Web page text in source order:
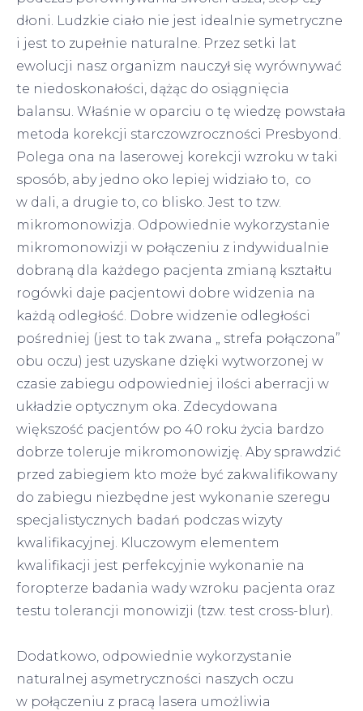
dłoni. Ludzkie ciało nie jest idealnie symetryczne
i jest to zupełnie naturalne. Przez setki lat
ewolucji nasz organizm nauczył się wyrównywać
te niedoskonałości, dążąc do osiągnięcia
balansu. Właśnie w oparciu o tę wiedzę powstała
metoda korekcji starczowzroczności Presbyond.
Polega ona na laserowej korekcji wzroku w taki
sposób, aby jedno oko lepiej widziało to, co
w dali, a drugie to, co blisko. Jest to tzw.
mikromonowizja. Odpowiednie wykorzystanie
mikromonowizji w połączeniu z indywidualnie
dobraną dla każdego pacjenta zmianą kształtu
rogówki daje pacjentowi dobre widzenia na
każdą odległość. Dobre widzenie odległości
pośredniej (jest to tak zwana „ strefa połączona”
obu oczu) jest uzyskane dzięki wytworzonej w
czasie zabiegu odpowiedniej ilości aberracji w
układzie optycznym oka. Zdecydowana
większość pacjentów po 40 roku życia bardzo
dobrze toleruje mikromonowizję. Aby sprawdzić
przed zabiegiem kto może być zakwalifikowany
do zabiegu niezbędne jest wykonanie szeregu
specjalistycznych badań podczas wizyty
kwalifikacyjnej. Kluczowym elementem
kwalifikacji jest perfekcyjnie wykonanie na
foropterze badania wady wzroku pacjenta oraz
testu tolerancji monowizji (tzw. test cross-blur).
Dodatkowo, odpowiednie wykorzystanie
naturalnej asymetryczności naszych oczu
w połączeniu z pracą lasera umożliwia